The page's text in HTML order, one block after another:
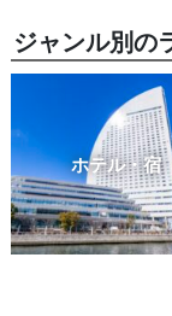
ジャンル別の
ホテル・宿